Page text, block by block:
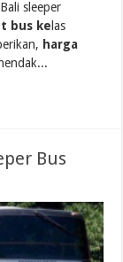
sleeper
bus ke las
harga
Bus